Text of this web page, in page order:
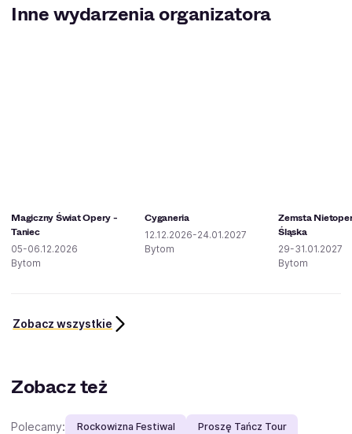
Inne wydarzenia organizatora
Magiczny Świat Opery -
Taniec
05-06.12.2026
Bytom
Cyganeria
12.12.2026-24.01.2027
Bytom
Zemsta
Śląska
29-31.01.2027
Bytom
Zobacz wszystkie
Zobacz też
Polecamy: Rockowizna Festiwal Proszę Tańcz Tour